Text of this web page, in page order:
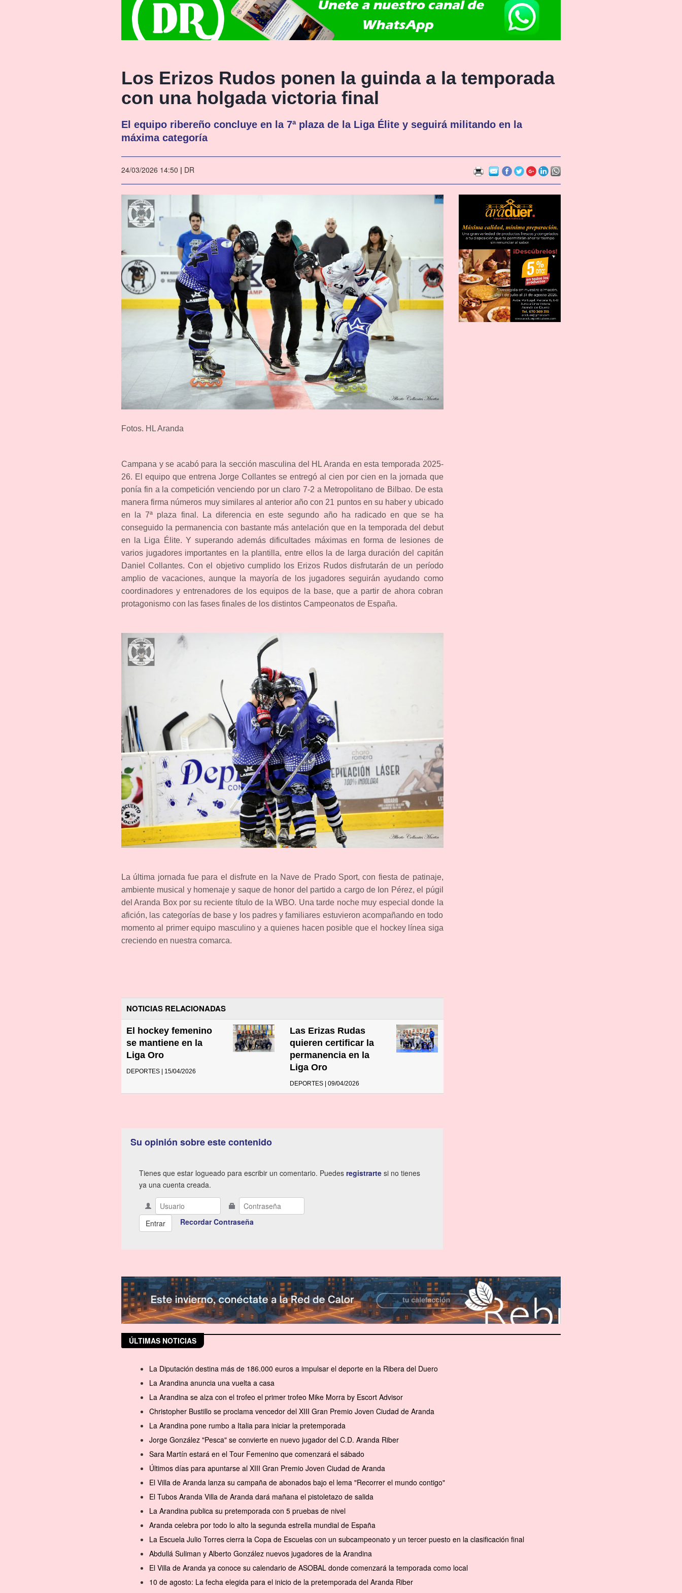
Los Erizos Rudos ponen la guinda a la temporada
con una holgada victoria final
El equipo ribereño concluye en la 7ª plaza de la Liga Élite y seguirá militando en la
máxima categoría
24/03/2026 14:50 | DR
Fotos. HL Aranda
Campana y se acabó para la sección masculina del HL Aranda en esta temporada 2025-
26. El equipo que entrena Jorge Collantes se entregó al cien por cien en la jornada que
ponía fin a la competición venciendo por un claro 7-2 a Metropolitano de Bilbao. De esta
manera firma números muy similares al anterior año con 21 puntos en su haber y ubicado
en la 7ª plaza final. La diferencia en este segundo año ha radicado en que se ha
conseguido la permanencia con bastante más antelación que en la temporada del debut
en la Liga Élite. Y superando además dificultades máximas en forma de lesiones de
varios jugadores importantes en la plantilla, entre ellos la de larga duración del capitán
Daniel Collantes. Con el objetivo cumplido los Erizos Rudos disfrutarán de un período
amplio de vacaciones, aunque la mayoría de los jugadores seguirán ayudando como
coordinadores y entrenadores de los equipos de la base, que a partir de ahora cobran
protagonismo con las fases finales de los distintos Campeonatos de España.
La última jornada fue para el disfrute en la Nave de Prado Sport, con fiesta de patinaje,
ambiente musical y homenaje y saque de honor del partido a cargo de Ion Pérez, el púgil
del Aranda Box por su reciente título de la WBO. Una tarde noche muy especial donde la
afición, las categorías de base y los padres y familiares estuvieron acompañando en todo
momento al primer equipo masculino y a quienes hacen posible que el hockey línea siga
creciendo en nuestra comarca.
NOTICIAS RELACIONADAS
El hockey femenino
se mantiene en la
Liga Oro
DEPORTES | 15/04/2026
Las Erizas Rudas
quieren certificar la
permanencia en la
Liga Oro
DEPORTES | 09/04/2026
Su opinión sobre este contenido
Tienes que estar logueado para escribir un comentario. Puedes registrarte si no tienes
ya una cuenta creada.
Recordar Contraseña
ÚLTIMAS NOTICIAS
La Diputación destina más de 186.000 euros a impulsar el deporte en la Ribera del Duero
La Arandina anuncia una vuelta a casa
La Arandina se alza con el trofeo el primer trofeo Mike Morra by Escort Advisor
Christopher Bustillo se proclama vencedor del XIII Gran Premio Joven Ciudad de Aranda
La Arandina pone rumbo a Italia para iniciar la pretemporada
Jorge González "Pesca" se convierte en nuevo jugador del C.D. Aranda Riber
Sara Martín estará en el Tour Femenino que comenzará el sábado
Últimos días para apuntarse al XIII Gran Premio Joven Ciudad de Aranda
El Villa de Aranda lanza su campaña de abonados bajo el lema "Recorrer el mundo contigo"
El Tubos Aranda Villa de Aranda dará mañana el pistoletazo de salida
La Arandina publica su pretemporada con 5 pruebas de nivel
Aranda celebra por todo lo alto la segunda estrella mundial de España
La Escuela Julio Torres cierra la Copa de Escuelas con un subcampeonato y un tercer puesto en la clasificación final
Abdullá Suliman y Alberto González nuevos jugadores de la Arandina
El Villa de Aranda ya conoce su calendario de ASOBAL donde comenzará la temporada como local
10 de agosto: La fecha elegida para el inicio de la pretemporada del Aranda Riber